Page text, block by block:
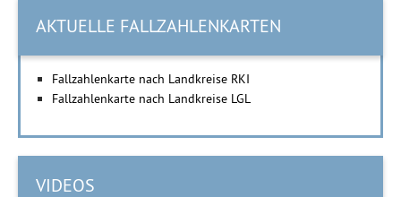
AKTUELLE FALLZAHLENKARTEN
Fallzahlenkarte nach Landkreise RKI
Fallzahlenkarte nach Landkreise LGL
VIDEOS